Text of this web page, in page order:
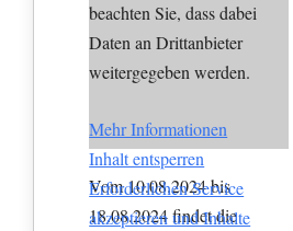
beachten Sie, dass dabei
Daten an Drittanbieter
weitergegeben werden.
Mehr Informationen
Inhalt entsperren
Erforderlichen Service
akzeptieren und Inhalte
Vom 10.08.2024 bis
18.08.2024 findet die